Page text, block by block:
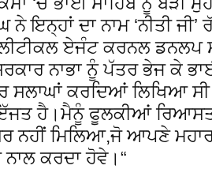
ਨੇ ਇਨ੍ਹਾਂ ਦਾ ਨਾਮ ‘ਨੀਤੀ
ਏਜੰਟ ਕਰਨਲ ਡਨਲਪ
ਨਾਭਾ ਨੂੰ ਪੱਤਰ ਭੇਜ ਕੇ
ਸਲਾਘਾਂ ਕਰਦਿਆਂ ਲਿਖਿਆ
ਹੈ।ਮੈਨੂੰ ਫੂਲਕੀਆਂ
ਨਹੀਂ ਮਿਲਿਆ,ਜੋ ਆਪਣੇ
ਕਰਦਾ ਹੋਵੇ।“